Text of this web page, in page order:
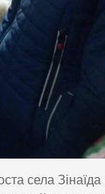
села